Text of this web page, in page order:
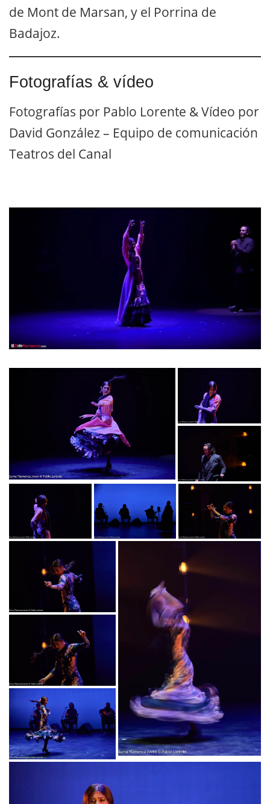
de Mont de Marsan, y el Porrina de
Badajoz.
Fotografías & vídeo
Fotografías por Pablo Lorente & Vídeo por
David González – Equipo de comunicación
Teatros del Canal